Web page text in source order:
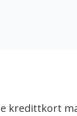
kredittkort